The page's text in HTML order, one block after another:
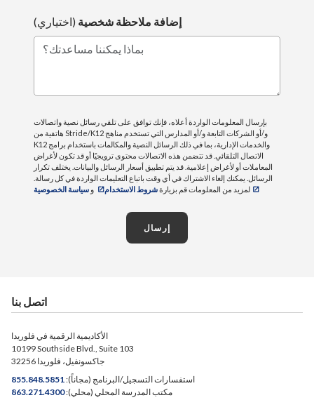
إضافة ملاحظة شخصية (اختياري)
بماذا يمكننا مساعدتك؟
بإرسال المعلومات الواردة أعلاه، فإنك توافق على تلقي رسائل نصية واتصالات
هاتفية من Stride/K12 و/أو الشركات التابعة و/أو المدارس التي تستخدم مناهج
K12 والخدمات الإدارية، بما في ذلك الرسائل النصية والمكالمات باستخدام برامج
الاتصال التلقائي. قد تتضمن هذه الاتصالات محتوى ترويجيًا أو قد تكون لأغراض
المعاملات أو لأغراض إعلامية. قد يتم تطبيق أسعار الرسائل والبيانات. يختلف تكرار
الرسائل. يمكنك إلغاء الاشتراك في أي وقت باتباع التعليمات الواردة في كل رسالة.
لمزيد من المعلومات قم بزيارةشروط الاستخدام و سياسة الخصوصية
إرسال
اتصل بنا
الأكاديمية الرقمية في فلوريدا
10199 Southside Blvd., Suite 103
جاكسونفيل، فلوريدا 32256
استفسارات التسجيل/البرنامج (مجاناً):855.848.5851
مكتب المدرسة المحلي (محلي):863.271.4300